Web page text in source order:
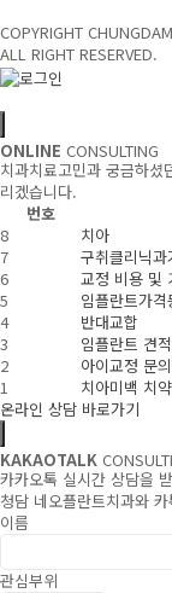
COPYRIGHT
ALL RIGHT RESERVED.
ONLINE CONSULTING
치과치료고민과 궁금하
리겠습니다.
번호
8
치아
7
구취클리닉
6
교정 비용 및
5
임플란트가격
4
반대교합
3
임플란트 견적
2
아이교정 문의
1
치아미백 치약
온라인 상담 바로가기
KAKAOTALK
카카오톡 실시간 상담을
청담 네오플란트치과와
이름
관심부위